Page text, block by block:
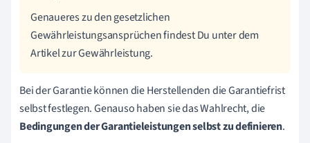
Genaueres zu den gesetzlichen
Gewährleistungsansprüchen findest Du unter dem
Artikel zur Gewährleistung.
Bei der Garantie können dieHerstellendendie Garantiefrist
selbst festlegen. Genauso haben sie das Wahlrecht, die
Bedingungen der Garantieleistungen selbst zu definieren.